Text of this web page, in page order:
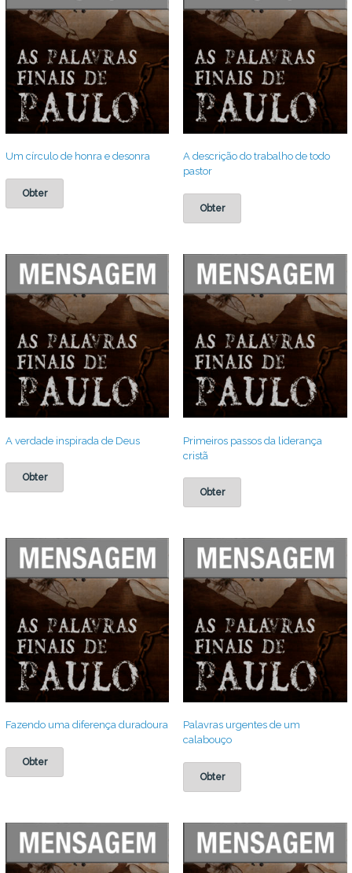
Um círculo de honra e desonra
Obter
A descrição do trabalho de todo
pastor
Obter
A verdade inspirada de Deus
Obter
Primeiros passos da liderança
cristã
Obter
Fazendo uma diferença duradoura
Obter
Palavras urgentes de um
calabouço
Obter